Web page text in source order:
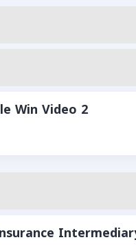
Win Video 2